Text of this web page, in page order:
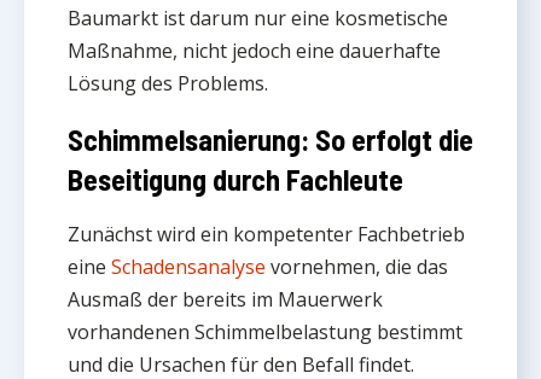
Baumarkt ist darum nur eine kosmetische
Maßnahme, nicht jedoch eine dauerhafte
Lösung des Problems.
Schimmelsanierung: So erfolgt die
Beseitigung durch Fachleute
Zunächst wird ein kompetenter Fachbetrieb
eine Schadensanalyse vornehmen, die das
Ausmaß der bereits im Mauerwerk
vorhandenen Schimmelbelastung bestimmt
und die Ursachen für den Befall findet.